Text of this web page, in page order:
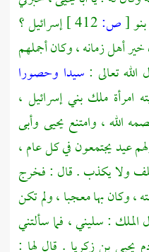
بنو[ص:
إسرائيل ؟
أهل زمانه ، وكان أجملهم
تعالى : سيدا وحصورا
امرأة ملكبني إسرائيل ،
الله ، وامتنع يحيى وأبى
عيد يجتمعون في كل عام ،
ولا يكذب . قال : فخرج
، وكان بها معجبا ، ولم تكن
الملك : سليني ، فما سألتني